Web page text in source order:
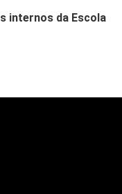
internos da Escola